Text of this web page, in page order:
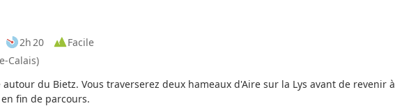
2h 20
Facile
Calais)
du Bietz. Vous traverserez deux hameaux d'Aire sur la Lys avant de revenir à
fin de parcours.